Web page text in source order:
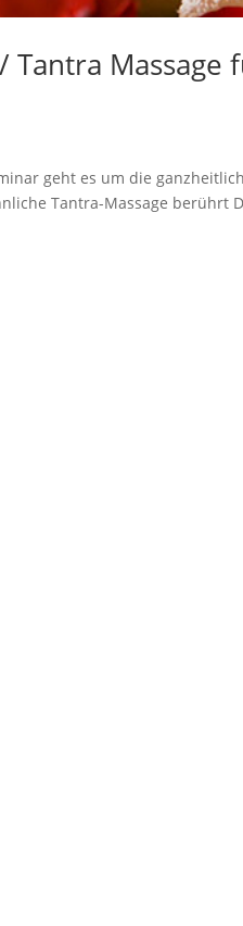
Massage
geht es um die
Tantra-Massage berührt